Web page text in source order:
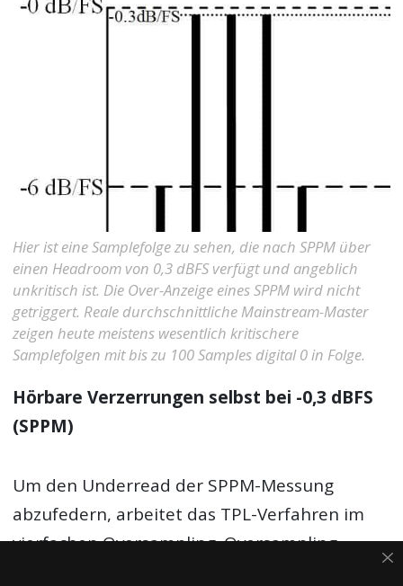
Hier ist eine Samplefolge zu sehen, die nach SPPM über
einen Headroom von 0,3 dBFS verfügt und angeblich
unkritisch ist. Die Over-Anzeige eines SPPM wird nicht
getriggert. Reale durchschnittliche Mainstream-Master
zeigen heute meistens wesentlich kritischere
Samplefolgen mit bis zu 100 Samples digital 0 in Folge.
Hörbare Verzerrungen selbst bei -0,3 dBFS
(SPPM)
Um den Underread der SPPM-Messung
abzufedern, arbeitet das TPL-Verfahren im
vierfachen Oversampling. Oversampling